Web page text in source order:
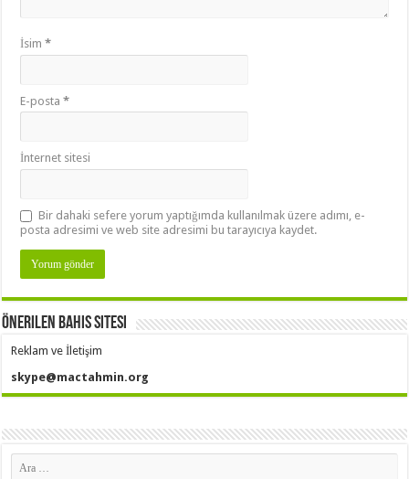
İsim*
E-posta*
İnternet sitesi
Bir dahaki sefere yorum yaptığımda kullanılmak üzere adımı, e-
posta adresimi ve web site adresimi bu tarayıcıya kaydet.
Önerilen Bahis Sitesi
Reklam ve İletişim
skype@mactahmin.org